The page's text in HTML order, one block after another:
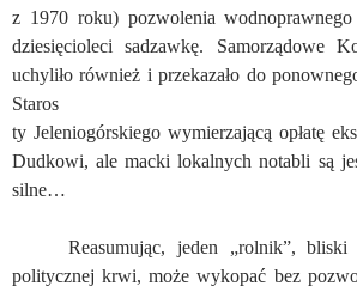
z 1970 roku) pozwolenia
dziesięcioleci sadzawkę. Samorządowe
uchyliło również i przekazało do
Staros
ty Jeleniogórskiego wymierzającą opłatę
Dudkowi, ale macki lokalnych notabli są
silne…
Reasumując, jeden „rolnik”,
politycznej krwi, może wykopać bez